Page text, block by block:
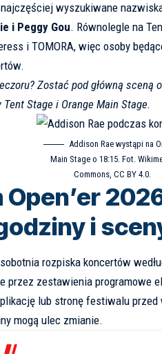
wyszukiwane
i Peggy Gou. Równolegle na
i TOMORA, więc osoby
Zostać pod główną sceną
Stage i Orange Main Stage.
Addison Rae wystąpi na
Main Stage o 18:15. Fot.
Commons, CC BY 4.0.
Open’er
i
rozpiska koncertów
przez zestawienia programowe
lub stronę festiwalu przed
mogą ulec zmianie.